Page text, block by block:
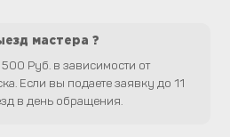
мастера ?
500 Руб. в зависимости от
Если вы подаете заявку до 11
в день обращения.